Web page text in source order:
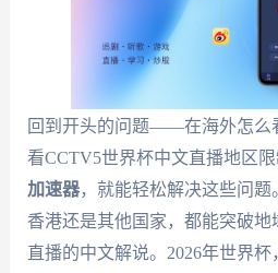
回到开头的问题——在海外怎么
看CCTV5世界杯中文直播地区
加速器，就能轻松解决这些问题
香港还是其他国家，都能突破
直播的中文解说。2026年世界杯